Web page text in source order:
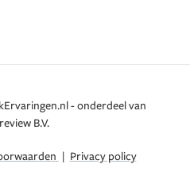
- onderdeel van
B.V.
| Privacy policy